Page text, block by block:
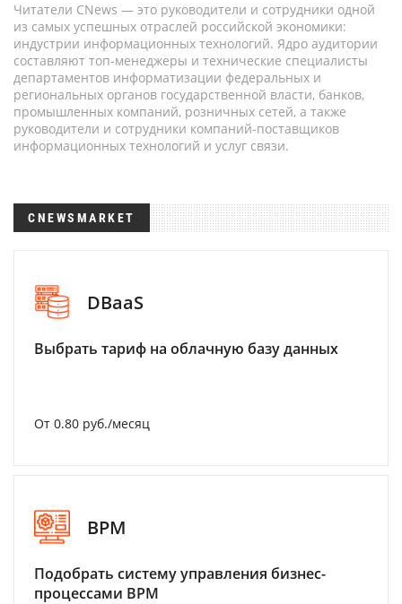
Читатели CNews — это руководители и сотрудники одной
из самых успешных отраслей российской экономики:
индустрии информационных технологий. Ядро аудитории
составляют топ-менеджеры и технические специалисты
департаментов информатизации федеральных и
региональных органов государственной власти, банков,
промышленных компаний, розничных сетей, а также
руководители и сотрудники компаний-поставщиков
информационных технологий и услуг связи.
CNEWSMARKET
DBaaS
Выбрать тариф на облачную базу данных
От 0.80 руб./месяц
BPM
Подобрать систему управления бизнес-
процессами BPM